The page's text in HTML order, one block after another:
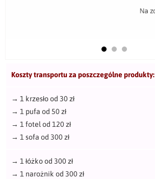
Koszty transportu za poszczególne produkty:
→ 1 krzesło od 30 zł
→ 1 pufa od 50 zł
→ 1 fotel od 120 zł
→ 1 sofa od 300 zł
→ 1 łóżko od 300 zł
→ 1 narożnik od 300 zł